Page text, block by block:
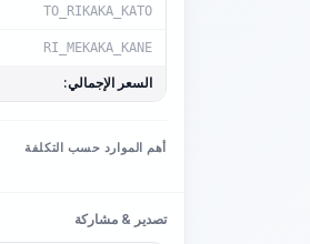
TO_RIKAKA_KATO
RI_MEKAKA_KANE
السعر الإجمالي:
أهم الموارد حسب التكلفة
تصدير & مشاركة